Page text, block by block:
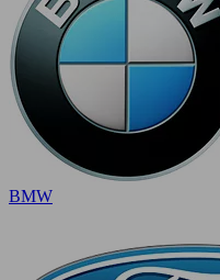
BMW